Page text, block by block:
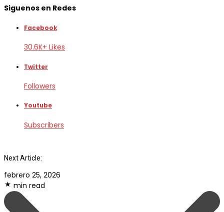
Siguenos en Redes
Facebook
30.6K+ Likes
Twitter
Followers
Youtube
Subscribers
Next Article:
febrero 25, 2026
min read